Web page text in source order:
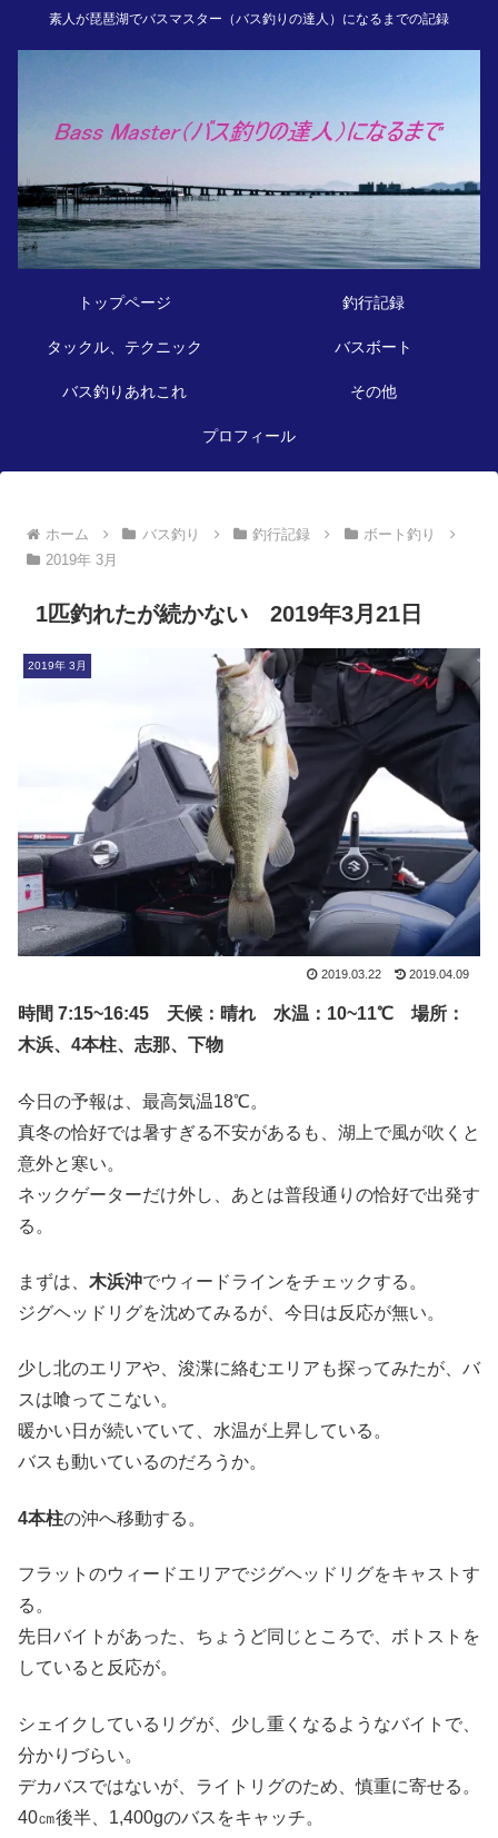
素人が琵琶湖でバスマスター（バス釣りの達人）になるまでの記録
トップページ 釣行記録
タックル、テクニック バスボート
バス釣りあれこれ その他
プロフィール
ホーム バス釣り 釣行記録
ボート釣り
2019年 3月
1匹釣れたが続かない 2019年3月21日
2019年 3月
2019.03.22 2019.04.09
時間 7:15~16:45 天候：晴れ 水温：10~11℃ 場所：
木浜、4本柱、志那、下物
今日の予報は、最高気温18℃。
真冬の恰好では暑すぎる不安があるも、湖上で風が吹くと
意外と寒い。
ネックゲーターだけ外し、あとは普段通りの恰好で出発す
る。
まずは、 木浜沖でウィードラインをチェックする。
ジグヘッドリグを沈めてみるが、今日は反応が無い。
少し北のエリアや、浚渫に絡むエリアも探ってみたが、バ
スは喰ってこない。
暖かい日が続いていて、水温が上昇している。
バスも動いているのだろうか。
4本柱の沖へ移動する。
フラットのウィードエリアでジグヘッドリグをキャストす
る。
先日バイトがあった、ちょうど同じところで、ボトストを
していると反応が。
シェイクしているリグが、少し重くなるようなバイトで、
分かりづらい。
デカバスではないが、ライトリグのため、慎重に寄せる。
40㎝後半、1,400gのバスをキャッチ。